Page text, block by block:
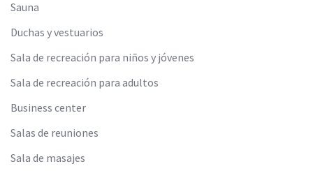
Sauna
Duchas y vestuarios
Sala de recreación para niños y jóvenes
Sala de recreación para adultos
Business center
Salas de reuniones
Sala de masajes